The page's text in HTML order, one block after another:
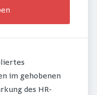
im gehobenen
des HR-